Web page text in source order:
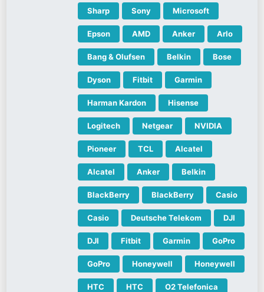
Sharp Sony Microsoft
Epson AMD Anker Arlo
Bang & Olufsen Belkin Bose
Dyson Fitbit Garmin
Harman Kardon Hisense
Logitech Netgear NVIDIA
Pioneer TCL Alcatel
Alcatel Anker Belkin
BlackBerry BlackBerry Casio
Casio Deutsche Telekom DJI
DJI Fitbit Garmin GoPro
GoPro Honeywell Honeywell
HTC HTC O2 Telefonica